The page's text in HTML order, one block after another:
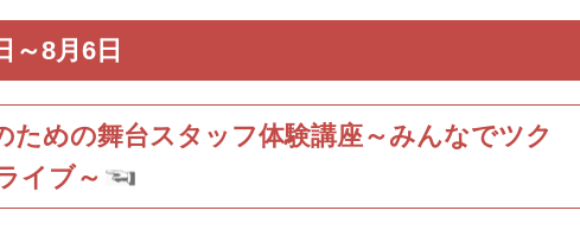
8月6日
ための舞台スタッフ体験講座～みんなでツク
イブ～